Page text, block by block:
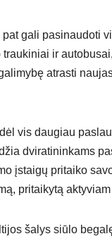
gali pasinaudoti
ir
atrasti
vis daugiau
dviratininkams
įstaigų pritaiko
pritaikytą
šalys siūlo